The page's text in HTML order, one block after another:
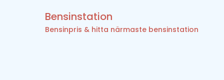
Bensinstation
Bensinpris & hitta närmaste bensinstation